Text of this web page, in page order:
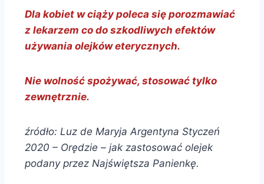
Dla kobiet w ciąży poleca się porozmawiać
z lekarzem co do szkodliwych efektów
używania olejków eterycznych.
Nie wolność spożywać, stosować tylko
zewnętrznie.
źródło: Luz de Maryja Argentyna Styczeń
2020 – Orędzie – jak zastosować olejek
podany przez Najświętsza Panienkę.